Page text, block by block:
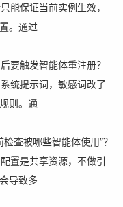
能保证当前实例生效，
。通过
要触发智能体重注册？
统提示词，敏感词改了
则。通
查被哪些智能体使用”？
置是共享资源，不做引
导致多